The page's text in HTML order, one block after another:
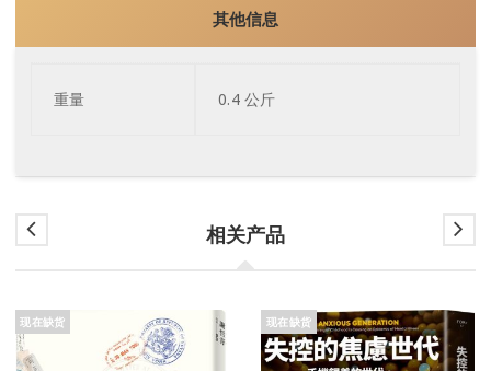
其他信息
重量 0.4 公斤
相关产品
现在缺货 现在缺货